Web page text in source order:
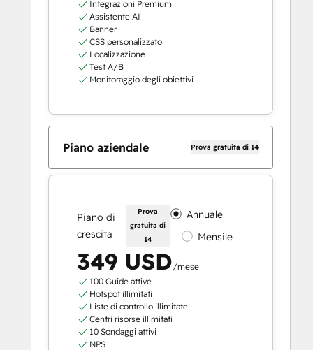
Integrazioni Premium
Assistente AI
Banner
CSS personalizzato
Localizzazione
Test A/B
Monitoraggio degli obiettivi
Piano aziendale Prova gratuita di 14
Piano di
crescita
Prova
gratuita di
14
Annuale
Mensile
349 USD/mese
100 Guide attive
Hotspot illimitati
Liste di controllo illimitate
Centri risorse illimitati
10 Sondaggi attivi
NPS